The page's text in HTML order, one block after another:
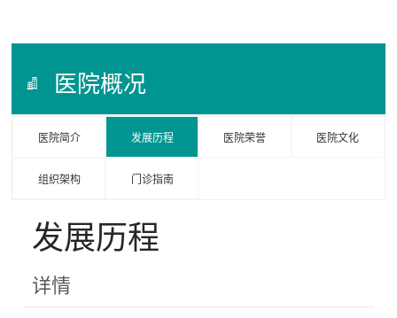
医院概况
医院简介 发展历程 医院荣誉 医院文化
组织架构 门诊指南
发展历程
详情